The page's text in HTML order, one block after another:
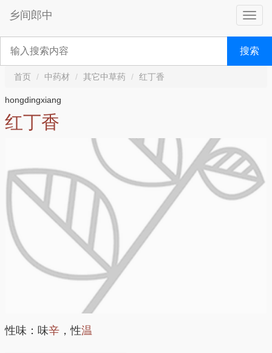
乡间郎中
搜索
首页 中药材 其它中草药 红丁香
hongdingxiang
红丁香
性味：味辛 ，性温